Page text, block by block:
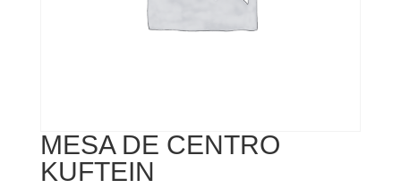
MESA DE CENTRO
KUFTEIN